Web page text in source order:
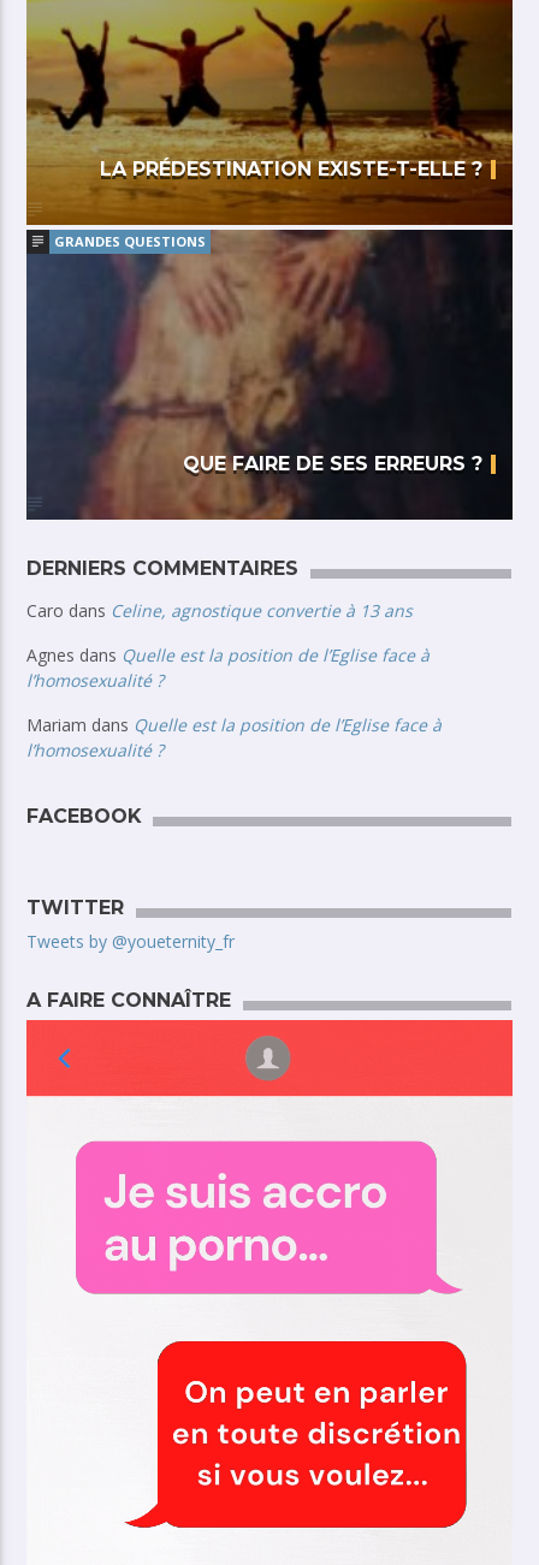
LA PRÉDESTINATION EXISTE-T-ELLE ?
GRANDES QUESTIONS
QUE FAIRE DE SES ERREURS ?
DERNIERS COMMENTAIRES
Caro dans Celine, agnostique convertie à 13 ans
Agnes dans Quelle est la position de l’Eglise face à
l’homosexualité ?
Mariam dans Quelle est la position de l’Eglise face à
l’homosexualité ?
FACEBOOK
TWITTER
Tweets by @youeternity_fr
A FAIRE CONNAÎTRE